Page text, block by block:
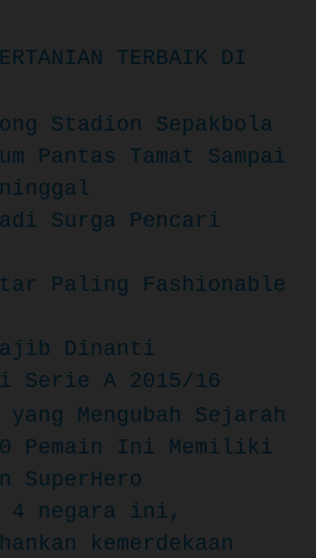
TERBAIK DI
Stadion Sepakbola
Pantas Tamat Sampai
Surga Pencari
Paling Fashionable
Dinanti
Serie A 2015/16
Mengubah Sejarah
Pemain Ini Memiliki
SuperHero
4 negara ini,
kemerdekaan